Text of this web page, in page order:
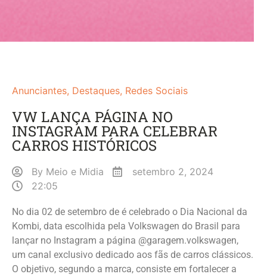
Anunciantes, Destaques, Redes Sociais
VW LANÇA PÁGINA NO
INSTAGRAM PARA CELEBRAR
CARROS HISTÓRICOS
By Meio e Midia
setembro 2, 2024
22:05
No dia 02 de setembro de é celebrado o Dia Nacional da
Kombi, data escolhida pela Volkswagen do Brasil para
lançar no Instagram a página @garagem.volkswagen,
um canal exclusivo dedicado aos fãs de carros clássicos.
O objetivo, segundo a marca, consiste em fortalecer a